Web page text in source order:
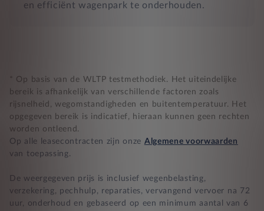
en efficiënt wagenpark te onderhouden.
* Op basis van de WLTP testmethodiek. Het uiteindelijke
bereik is afhankelijk van verschillende factoren zoals
rijsnelheid, wegomstandigheden en buitentemperatuur. Het
opgegeven bereik is indicatief, hieraan kunnen geen rechten
worden ontleend.
Op alle leasecontracten zijn onze Algemene voorwaarden
van toepassing.
De weergegeven prijs is inclusief wegenbelasting,
verzekering, pechhulp, reparaties, vervangend vervoer na 72
uur, onderhoud en gebaseerd op een minimum aantal van 6